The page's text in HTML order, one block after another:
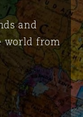
and
world from